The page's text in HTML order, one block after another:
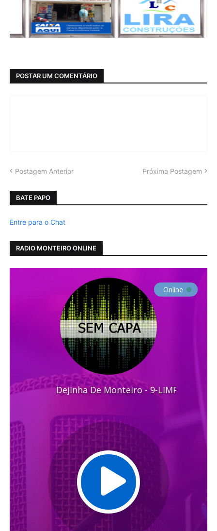
POSTAR UM COMENTÁRIO
Postagem Anterior Próxima Postagem
BATE PAPO
Entre para o Chat
RADIO MONTEIRO ONLINE